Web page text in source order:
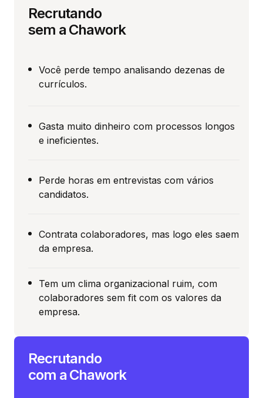
Recrutando
sem a Chawork
Você perde tempo analisando dezenas de
currículos.
Gasta muito dinheiro com processos longos
e ineficientes.
Perde horas em entrevistas com vários
candidatos.
Contrata colaboradores, mas logo eles saem
da empresa.
Tem um clima organizacional ruim, com
colaboradores sem fit com os valores da
empresa.
Recrutando
com a Chawork